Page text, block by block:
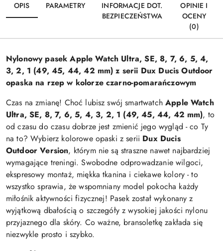
OPIS PARAMETRY
INFORMACJE DOT.
BEZPIECZEŃSTWA
OPINIE I
OCENY
(0)
Nylonowy pasek Apple Watch Ultra, SE, 8, 7, 6, 5, 4,
3, 2, 1 (49, 45, 44, 42 mm) z serii Dux Ducis Outdoor
opaska na rzep w kolorze czarno-pomarańczowym
Czas na zmianę! Choć lubisz swój smartwatchApple Watch
Ultra, SE, 8, 7, 6, 5, 4, 3, 2, 1 (49, 45, 44, 42 mm), to
od czasu do czasu dobrze jest zmienić jego wygląd - co Ty
na to? Wybierz kolorowe opaski z serii Dux Ducis
Outdoor Version, którym nie są straszne nawet najbardziej
wymagające treningi. Swobodne odprowadzanie wilgoci,
ekspresowy montaż, miękka tkanina i ciekawe kolory - to
wszystko sprawia, że wspomniany model pokocha każdy
miłośnik aktywności fizycznej! Pasek został wykonany z
wyjątkową dbałością o szczegóły z wysokiej jakości nylonu
przyjaznego dla skóry. Co ważne, bransoletkę zakłada się
niezwykle prosto i szybko.